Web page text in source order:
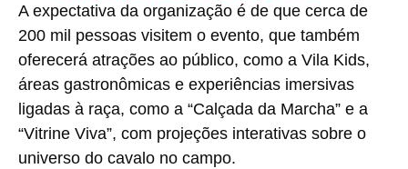
A expectativa da organização é de que cerca de
200 mil pessoas visitem o evento, que também
oferecerá atrações ao público, como a Vila Kids,
áreas gastronômicas e experiências imersivas
ligadas à raça, como a “Calçada da Marcha” e a
“Vitrine Viva”, com projeções interativas sobre o
universo do cavalo no campo.